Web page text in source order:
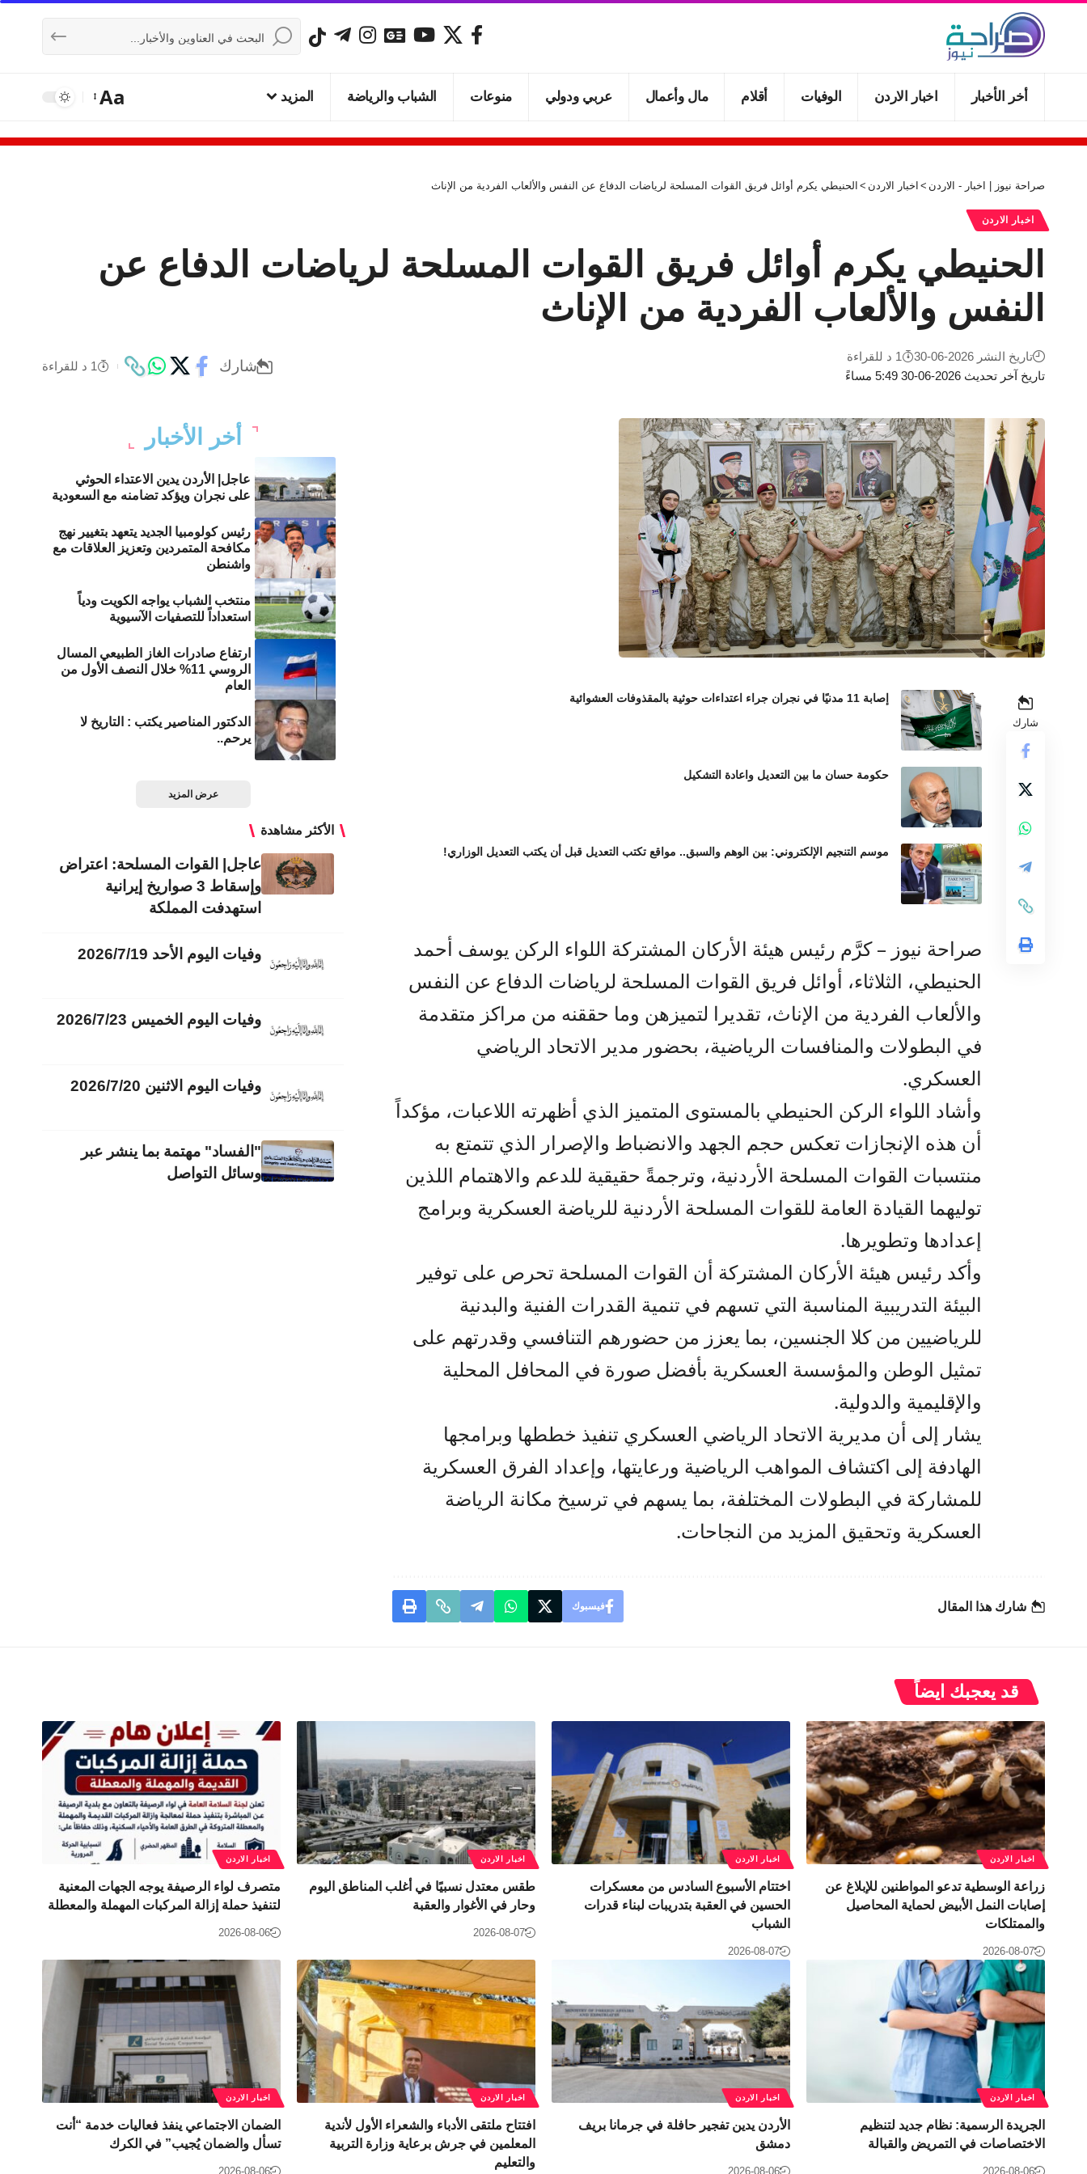
أخر الأخبار اخبار الاردن الوفيات أقلام مال وأعمال عربي ودولي منوعات الشباب والرياضة المزيد Aa
صراحة نيوز | اخبار - الاردن > اخبار الاردن > الحنيطي يكرم أوائل فريق القوات المسلحة لرياضات الدفاع عن النفس والألعاب الفردية من الإناث
اخبار الاردن
الحنيطي يكرم أوائل فريق القوات المسلحة لرياضات الدفاع عن
النفس والألعاب الفردية من الإناث
تاريخ آخر تحديث 2026-06-30 5:49 مساءً
تاريخ النشر 2026-06-30 1 د للقراءة
شارك 1 د للقراءة
شارك
إصابة 11 مدنيًا في نجران جراء اعتداءات حوثية بالمقذوفات العشوائية
حكومة حسان ما بين التعديل واعادة التشكيل
موسم التنجيم الإلكتروني: بين الوهم والسبق.. مواقع تكتب التعديل قبل أن يكتب التعديل الوزاري!
صراحة نيوز – كرَّم رئيس هيئة الأركان المشتركة اللواء الركن يوسف أحمد
الحنيطي، الثلاثاء، أوائل فريق القوات المسلحة لرياضات الدفاع عن النفس
والألعاب الفردية من الإناث، تقديرا لتميزهن وما حققنه من مراكز متقدمة
في البطولات والمنافسات الرياضية، بحضور مدير الاتحاد الرياضي
العسكري.
وأشاد اللواء الركن الحنيطي بالمستوى المتميز الذي أظهرته اللاعبات، مؤكداً
أن هذه الإنجازات تعكس حجم الجهد والانضباط والإصرار الذي تتمتع به
منتسبات القوات المسلحة الأردنية، وترجمةً حقيقية للدعم والاهتمام اللذين
توليهما القيادة العامة للقوات المسلحة الأردنية للرياضة العسكرية وبرامج
إعدادها وتطويرها.
وأكد رئيس هيئة الأركان المشتركة أن القوات المسلحة تحرص على توفير
البيئة التدريبية المناسبة التي تسهم في تنمية القدرات الفنية والبدنية
للرياضيين من كلا الجنسين، بما يعزز من حضورهم التنافسي وقدرتهم على
تمثيل الوطن والمؤسسة العسكرية بأفضل صورة في المحافل المحلية
والإقليمية والدولية.
يشار إلى أن مديرية الاتحاد الرياضي العسكري تنفيذ خططها وبرامجها
الهادفة إلى اكتشاف المواهب الرياضية ورعايتها، وإعداد الفرق العسكرية
للمشاركة في البطولات المختلفة، بما يسهم في ترسيخ مكانة الرياضة
العسكرية وتحقيق المزيد من النجاحات.
شارك هذا المقال فيسبوك
أخر الأخبار
عاجل| الأردن يدين الاعتداء الحوثي
على نجران ويؤكد تضامنه مع السعودية
رئيس كولومبيا الجديد يتعهد بتغيير نهج
مكافحة المتمردين وتعزيز العلاقات مع
واشنطن
منتخب الشباب يواجه الكويت ودياً
استعداداً للتصفيات الآسيوية
ارتفاع صادرات الغاز الطبيعي المسال
الروسي 11% خلال النصف الأول من
العام
الدكتور المناصير يكتب : التاريخ لا
يرحم..
عرض المزيد
الأكثر مشاهدة
عاجل| القوات المسلحة: اعتراض
وإسقاط 3 صواريخ إيرانية
استهدفت المملكة
وفيات اليوم الأحد 2026/7/19
وفيات اليوم الخميس 2026/7/23
وفيات اليوم الاثنين 2026/7/20
"الفساد" مهتمة بما ينشر عبر
وسائل التواصل
قد يعجبك ايضاً
اخبار الاردن
زراعة الوسطية تدعو المواطنين للإبلاغ عن
إصابات النمل الأبيض لحماية المحاصيل
والممتلكات
2026-08-07
اخبار الاردن
اختتام الأسبوع السادس من معسكرات
الحسين في العقبة بتدريبات لبناء قدرات
الشباب
2026-08-07
اخبار الاردن
طقس معتدل نسبيًا في أغلب المناطق اليوم
وحار في الأغوار والعقبة
2026-08-07
اخبار الاردن
متصرف لواء الرصيفة يوجه الجهات المعنية
لتنفيذ حملة إزالة المركبات المهملة والمعطلة
2026-08-06
اخبار الاردن
الجريدة الرسمية: نظام جديد لتنظيم
الاختصاصات في التمريض والقبالة
2026-08-06
اخبار الاردن
الأردن يدين تفجير حافلة في جرمانا بريف
دمشق
2026-08-06
اخبار الاردن
افتتاح ملتقى الأدباء والشعراء الأول لأندية
المعلمين في جرش برعاية وزارة التربية
والتعليم
اخبار الاردن
الضمان الاجتماعي ينفذ فعاليات خدمة “أنت
تسأل والضمان يُجيب” في الكرك
2026-08-06